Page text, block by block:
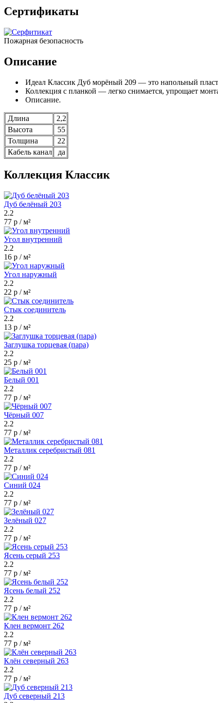
Сертификаты
Пожарная безопасность
Описание
Идеал Классик Дуб морёный 209 — это напольный
Коллекция с планкой — легко снимается, упрощает
Описание.
Длина
2,2
Высота
55
Толщина
22
Кабель канал
да
Коллекция Классик
Дуб белёный 203
2.2
77 р / м²
Угол внутренний
2.2
16 р / м²
Угол наружный
2.2
22 р / м²
Стык соединитель
2.2
13 р / м²
Заглушка торцевая (пара)
2.2
25 р / м²
Белый 001
2.2
77 р / м²
Чёрный 007
2.2
77 р / м²
Металлик серебристый 081
2.2
77 р / м²
Синий 024
2.2
77 р / м²
Зелёный 027
2.2
77 р / м²
Ясень серый 253
2.2
77 р / м²
Ясень белый 252
2.2
77 р / м²
Клен вермонт 262
2.2
77 р / м²
Клён северный 263
2.2
77 р / м²
Дуб северный 213